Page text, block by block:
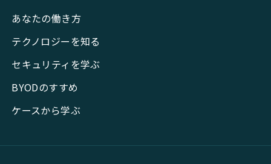
あなたの働き方
テクノロジーを知る
セキュリティを学ぶ
BYODのすすめ
ケースから学ぶ